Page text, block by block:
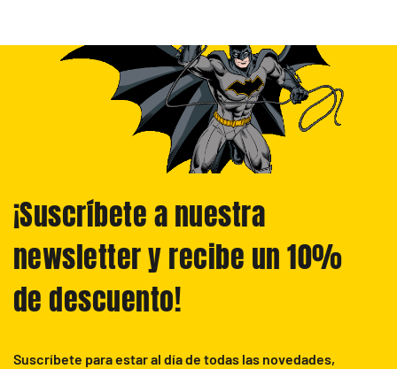
¡Suscríbete a nuestra
newsletter y recibe un 10%
de descuento!
Suscríbete para estar al día de todas las novedades,